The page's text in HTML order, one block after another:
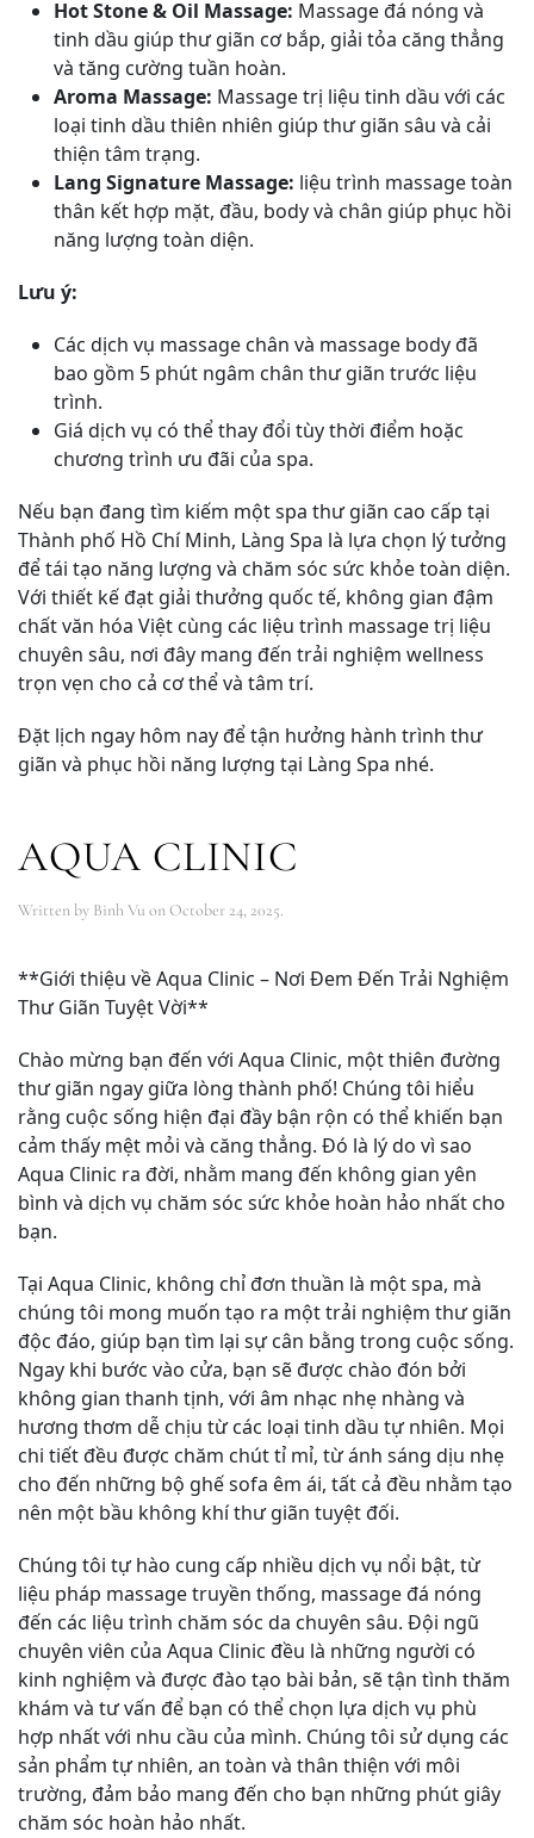
Hot Stone & Oil Massage: Massage đá nóng và
tinh dầu giúp thư giãn cơ bắp, giải tỏa căng thẳng
và tăng cường tuần hoàn.
Aroma Massage: Massage trị liệu tinh dầu với các
loại tinh dầu thiên nhiên giúp thư giãn sâu và cải
thiện tâm trạng.
Lang Signature Massage: liệu trình massage toàn
thân kết hợp mặt, đầu, body và chân giúp phục hồi
năng lượng toàn diện.
Lưu ý:
Các dịch vụ massage chân và massage body đã
bao gồm 5 phút ngâm chân thư giãn trước liệu
trình.
Giá dịch vụ có thể thay đổi tùy thời điểm hoặc
chương trình ưu đãi của spa.
Nếu bạn đang tìm kiếm một spa thư giãn cao cấp tại
Thành phố Hồ Chí Minh, Làng Spa là lựa chọn lý tưởng
để tái tạo năng lượng và chăm sóc sức khỏe toàn diện.
Với thiết kế đạt giải thưởng quốc tế, không gian đậm
chất văn hóa Việt cùng các liệu trình massage trị liệu
chuyên sâu, nơi đây mang đến trải nghiệm wellness
trọn vẹn cho cả cơ thể và tâm trí.
Đặt lịch ngay hôm nay để tận hưởng hành trình thư
giãn và phục hồi năng lượng tại Làng Spa nhé.
AQUA CLINIC
Written by Binh Vu onOctober 24, 2025.
**Giới thiệu về Aqua Clinic – Nơi Đem Đến Trải Nghiệm
Thư Giãn Tuyệt Vời**
Chào mừng bạn đến với Aqua Clinic, một thiên đường
thư giãn ngay giữa lòng thành phố! Chúng tôi hiểu
rằng cuộc sống hiện đại đầy bận rộn có thể khiến bạn
cảm thấy mệt mỏi và căng thẳng. Đó là lý do vì sao
Aqua Clinic ra đời, nhằm mang đến không gian yên
bình và dịch vụ chăm sóc sức khỏe hoàn hảo nhất cho
bạn.
Tại Aqua Clinic, không chỉ đơn thuần là một spa, mà
chúng tôi mong muốn tạo ra một trải nghiệm thư giãn
độc đáo, giúp bạn tìm lại sự cân bằng trong cuộc sống.
Ngay khi bước vào cửa, bạn sẽ được chào đón bởi
không gian thanh tịnh, với âm nhạc nhẹ nhàng và
hương thơm dễ chịu từ các loại tinh dầu tự nhiên. Mọi
chi tiết đều được chăm chút tỉ mỉ, từ ánh sáng dịu nhẹ
cho đến những bộ ghế sofa êm ái, tất cả đều nhằm tạo
nên một bầu không khí thư giãn tuyệt đối.
Chúng tôi tự hào cung cấp nhiều dịch vụ nổi bật, từ
liệu pháp massage truyền thống, massage đá nóng
đến các liệu trình chăm sóc da chuyên sâu. Đội ngũ
chuyên viên của Aqua Clinic đều là những người có
kinh nghiệm và được đào tạo bài bản, sẽ tận tình thăm
khám và tư vấn để bạn có thể chọn lựa dịch vụ phù
hợp nhất với nhu cầu của mình. Chúng tôi sử dụng các
sản phẩm tự nhiên, an toàn và thân thiện với môi
trường, đảm bảo mang đến cho bạn những phút giây
chăm sóc hoàn hảo nhất.